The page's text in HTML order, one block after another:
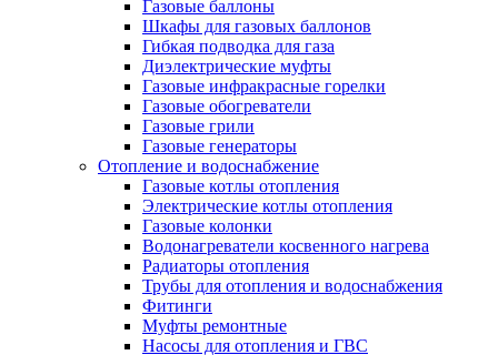
Газовые баллоны
Шкафы для газовых баллонов
Гибкая подводка для газа
Диэлектрические муфты
Газовые инфракрасные горелки
Газовые обогреватели
Газовые грили
Газовые генераторы
Отопление и водоснабжение
Газовые котлы отопления
Электрические котлы отопления
Газовые колонки
Водонагреватели косвенного нагрева
Радиаторы отопления
Трубы для отопления и водоснабжения
Фитинги
Муфты ремонтные
Насосы для отопления и ГВС